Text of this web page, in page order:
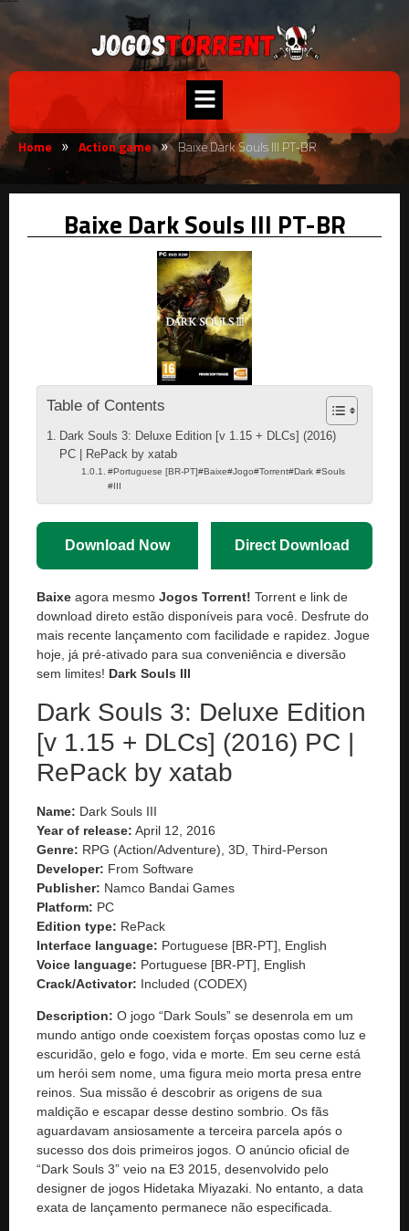
Home » Action game » Baixe Dark Souls III PT-BR
Baixe Dark Souls III PT-BR
Table of Contents
Dark Souls 3: Deluxe Edition [v 1.15 + DLCs] (2016)
PC | RePack by xatab
#Portuguese [BR-PT]#Baixe#Jogo#Torrent#Dark #Souls
#III
Download Now Direct Download
Baixe agora mesmo Jogos Torrent! Torrent e link de
download direto estão disponíveis para você. Desfrute do
mais recente lançamento com facilidade e rapidez. Jogue
hoje, já pré-ativado para sua conveniência e diversão
sem limites! Dark Souls III
Dark Souls 3: Deluxe Edition
[v 1.15 + DLCs] (2016) PC |
RePack by xatab
Name: Dark Souls III
Year of release: April 12, 2016
Genre: RPG (Action/Adventure), 3D, Third-Person
Developer: From Software
Publisher: Namco Bandai Games
Platform: PC
Edition type: RePack
Interface language: Portuguese [BR-PT], English
Voice language: Portuguese [BR-PT], English
Crack/Activator: Included (CODEX)
Description: O jogo “Dark Souls” se desenrola em um
mundo antigo onde coexistem forças opostas como luz e
escuridão, gelo e fogo, vida e morte. Em seu cerne está
um herói sem nome, uma figura meio morta presa entre
reinos. Sua missão é descobrir as origens de sua
maldição e escapar desse destino sombrio. Os fãs
aguardavam ansiosamente a terceira parcela após o
sucesso dos dois primeiros jogos. O anúncio oficial de
“Dark Souls 3” veio na E3 2015, desenvolvido pelo
designer de jogos Hidetaka Miyazaki. No entanto, a data
exata de lançamento permanece não especificada.